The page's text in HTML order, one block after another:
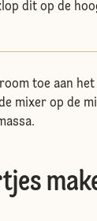
dit op de
toe aan
mixer op de